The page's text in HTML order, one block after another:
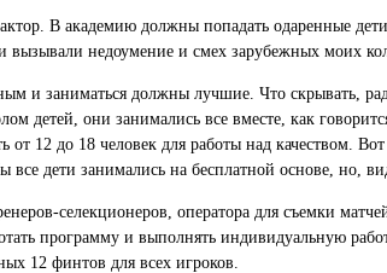
В академию должны попадать одаренные
вызывали недоумение и смех зарубежных моих
и заниматься должны лучшие. Что скрывать,
детей, они занимались все вместе, как
от 12 до 18 человек для работы над качеством.
все дети занимались на бесплатной основе, но,
селекционеров, оператора для съемки
программу и выполнять индивидуальную
12 финтов для всех игроков.